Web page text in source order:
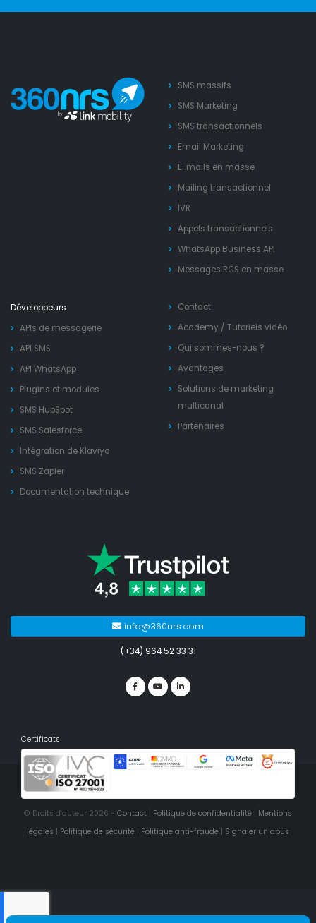
SMS massifs
SMS Marketing
SMS transactionnels
Email Marketing
E-mails en masse
Mailing transactionnel
IVR
Appels transactionnels
WhatsApp Business API
Messages RCS en masse
Développeurs
APIs de messagerie
API SMS
API WhatsApp
Plugins et modules
SMS HubSpot
SMS Salesforce
Intégration de Klaviyo
SMS Zapier
Documentation technique
Contact
Academy / Tutoriels vidéo
Qui sommes-nous ?
Avantages
Solutions de marketing
multicanal
Partenaires
info@360nrs.com
(+34) 964 52 33 31
Certificats
© Droits d'auteur 2026 - Contact | Politique de confidentialité | Mentions
légales | Politique de sécurité | Politique anti-fraude | Signaler un abus